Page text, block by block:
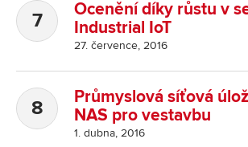
Ocenění díky růstu v
Industrial IoT
27. července, 2016
Průmyslová síťová
NAS pro vestavbu
1. dubna, 2016